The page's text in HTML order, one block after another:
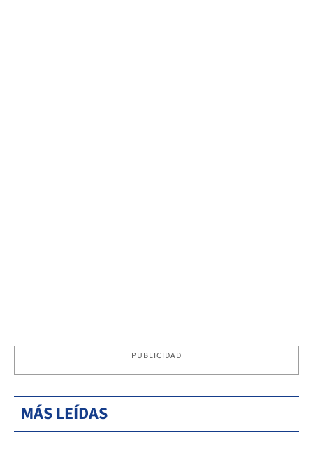
PUBLICIDAD
MÁS LEÍDAS